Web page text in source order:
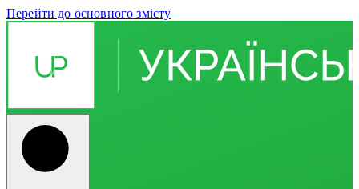
Перейти до основного змісту